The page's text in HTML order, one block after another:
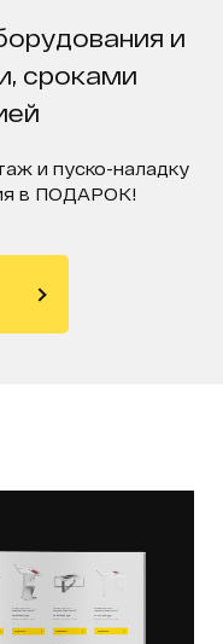
и
сроками
и пуско-наладку
в ПОДАРОК!